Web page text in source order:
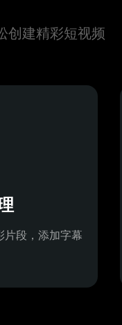
创建精彩短视频
片段，添加字幕